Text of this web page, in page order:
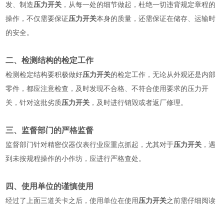
发、制造压力开关 ，从每一处的细节做起，杜绝一切违背规定章程的
操作，不仅需要保证压力开关本身的质量，还需保证在储存、运输时
的安全。
二、检测结构的检定工作
检测检定结构要积极做好压力开关的检定工作，无论从外观还是内部
零件，都应注意检查，及时发现不合格、不符合使用要求的压力开
关，针对这批劣质压力开关 ，及时进行销毁或者返厂修理。
三、监督部门的严格监督
监督部门针对精密仪器仪表行业应重点抓起，尤其对于压力开关 ，遇
到未按规程操作的小作坊，应进行严格查处。
四、使用单位的谨慎使用
经过了上面三道关卡之后，使用单位在使用压力开关之前需仔细阅读